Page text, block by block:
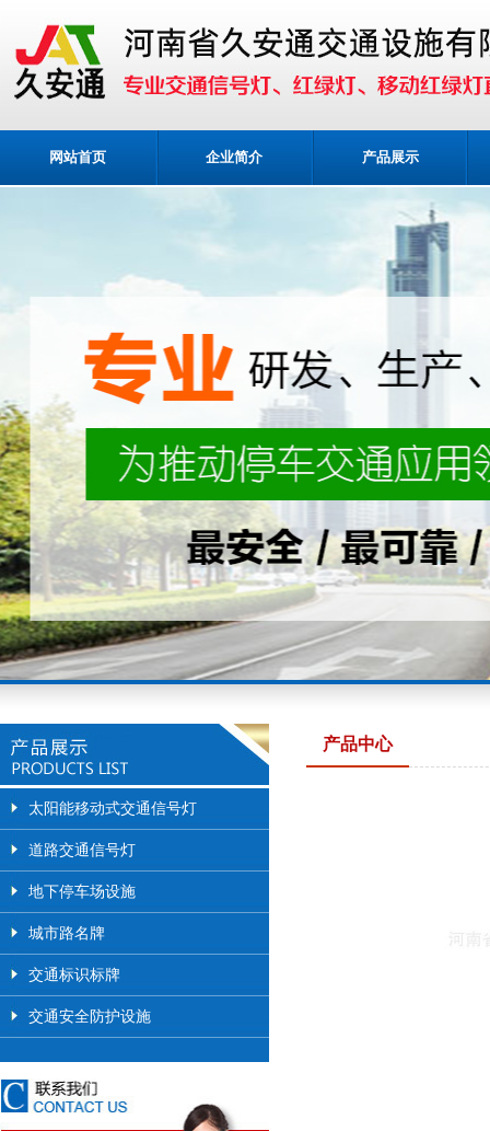
网站首页 企业简介 产品展示
太阳能移动式交通信号灯
道路交通信号灯
地下停车场设施
城市路名牌
交通标识标牌
交通安全防护设施
产品中心